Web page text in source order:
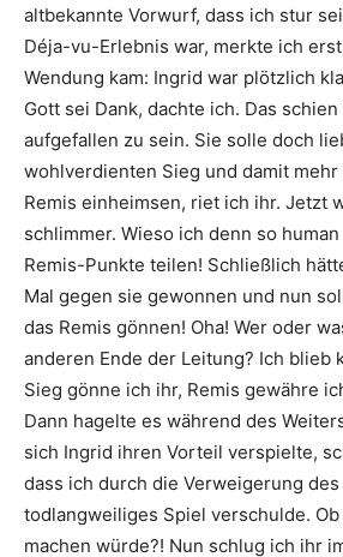
altbekannte Vorwurf, dass ich stur
Déja-vu-Erlebnis war, merkte ich
Wendung kam: Ingrid war plötzlich
Gott sei Dank, dachte ich. Das
aufgefallen zu sein. Sie solle doch
wohlverdienten Sieg und damit mehr
Remis einheimsen, riet ich ihr. Jetzt
schlimmer. Wieso ich denn so
Remis-Punkte teilen! Schließlich
Mal gegen sie gewonnen und nun
das Remis gönnen! Oha! Wer oder
anderen Ende der Leitung? Ich blieb
Sieg gönne ich ihr, Remis gewähre
Dann hagelte es während des
sich Ingrid ihren Vorteil verspielte,
dass ich durch die Verweigerung des
todlangweiliges Spiel verschulde.
machen würde?! Nun schlug ich ihr